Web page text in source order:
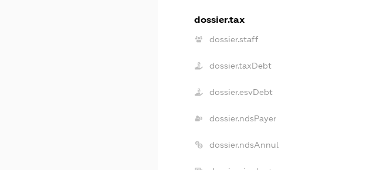
dossier.tax
dossier.staff
dossier.taxDebt
dossier.esvDebt
dossier.ndsPayer
dossier.ndsAnnul